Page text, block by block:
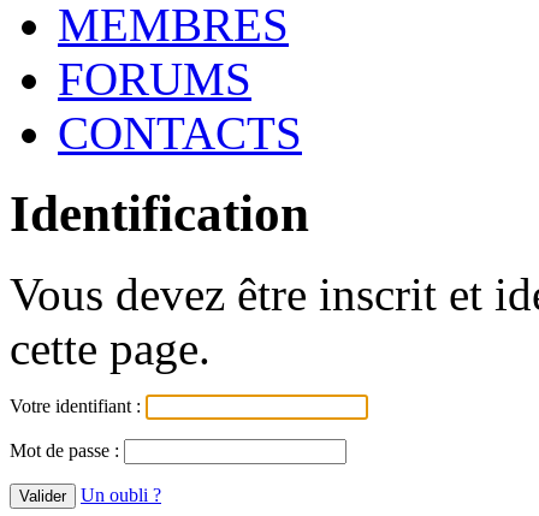
MEMBRES
FORUMS
CONTACTS
Identification
Vous devez être inscrit et
cette page.
Votre identifiant :
Mot de passe :
Un oubli ?